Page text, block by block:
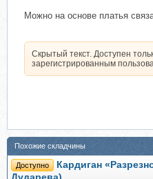
Можно на основе платья
Скрытый текст. Доступен
зарегистрированным
Похожие складчины
Доступно
Кардиган